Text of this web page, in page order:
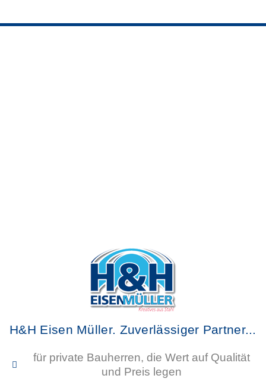
Stahlkonstruktionen
für den
Hallenbau
H&H Eisen Müller. Zuverlässiger Partner...
für private Bauherren, die Wert auf Qualität
und Preis legen